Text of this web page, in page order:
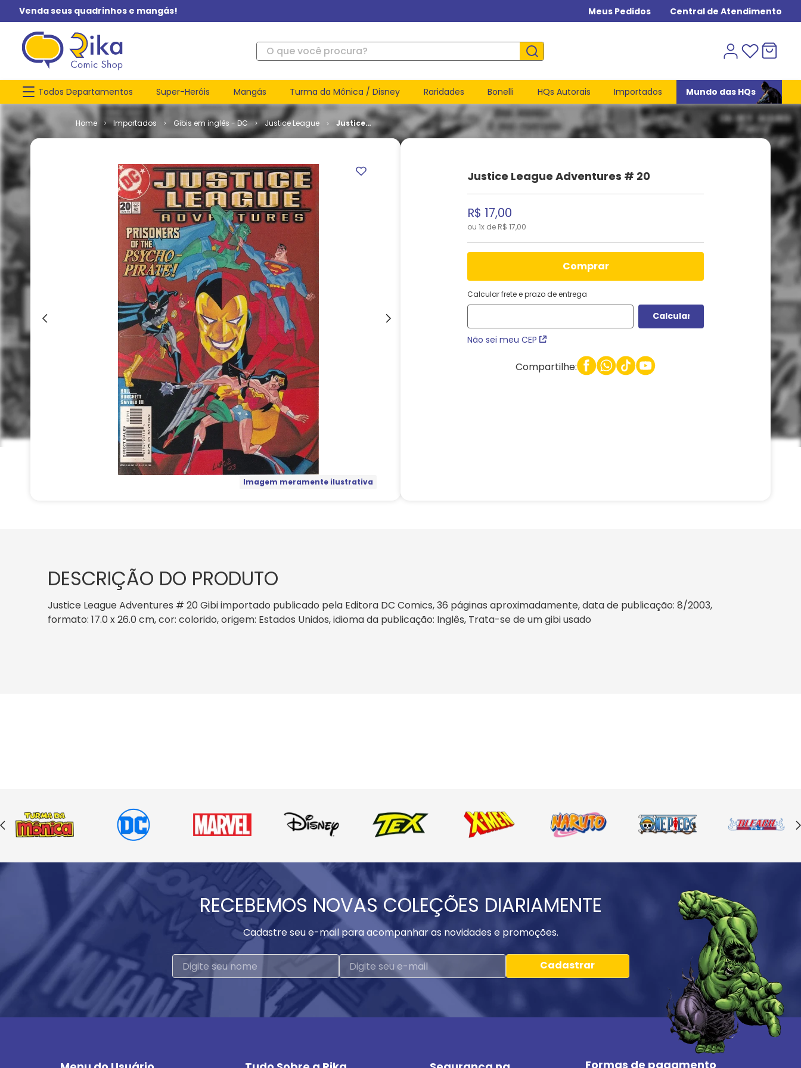
Venda seus quadrinhos e mangás! Meus Pedidos Central de Atendimento
O que você procura?
Todos Departamentos Super-Heróis Mangás Turma da Mônica / Disney Raridades Bonelli HQs Autorais Importados Mundo das HQs
Importados Gibis em inglês - DC Justice League
Justice
League
Imagem meramente ilustrativa
Justice League Adventures # 20
R$ 17,00
ou 1x de R$ 17,00
comprar
Calcular frete e prazo de entrega
Não sei meu CEP
Compartilhe:
DESCRIÇÃO DO PRODUTO
Justice League Adventures # 20 Gibi importado publicado pela Editora DC Comics, 36 páginas aproximadamente, data de publicação: 8/2003,
formato: 17.0 x 26.0 cm, cor: colorido, origem: Estados Unidos, idioma da publicação: Inglês, Trata-se de um gibi usado
RECEBEMOS NOVAS COLEÇÕES DIARIAMENTE
Cadastre seu e-mail para acompanhar as novidades e promoções.
Cadastrar
Formas de pagamento